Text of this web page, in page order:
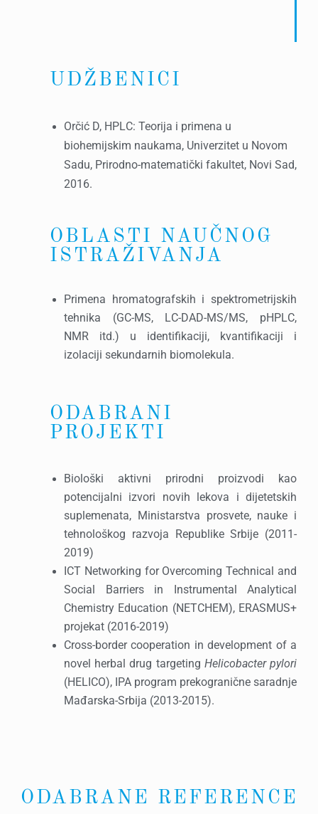
UDŽBENICI
Orčić D, HPLC: Teorija i primena u
biohemijskim naukama, Univerzitet u Novom
Sadu, Prirodno-matematički fakultet, Novi Sad,
2016.
OBLASTI NAUČNOG
ISTRAŽIVANJA
Primena hromatografskih i spektrometrijskih
tehnika (GC-MS, LC-DAD-MS/MS, pHPLC,
NMR itd.) u identifikaciji, kvantifikaciji i
izolaciji sekundarnih biomolekula.
ODABRANI
PROJEKTI
Biološki aktivni prirodni proizvodi kao
potencijalni izvori novih lekova i dijetetskih
suplemenata, Ministarstva prosvete, nauke i
tehnološkog razvoja Republike Srbije (2011-
2019)
ICT Networking for Overcoming Technical and
Social Barriers in Instrumental Analytical
Chemistry Education (NETCHEM), ERASMUS+
projekat (2016-2019)
Cross-border cooperation in development of a
novel herbal drug targeting Helicobacter pylori
(HELICO), IPA program prekogranične saradnje
Mađarska-Srbija (2013-2015).
ODABRANE REFERENCE